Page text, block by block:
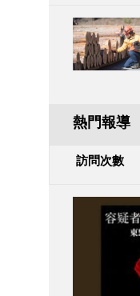
熱門報導
訪問次數